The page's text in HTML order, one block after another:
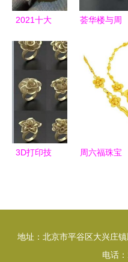
2021十大
TOP排行榜
选购指南
荟华楼与周
首饰零售品
牌深度对比
解析
3D打印技
周六福珠宝
业对比
地址：北京市平谷区大兴庄
电话